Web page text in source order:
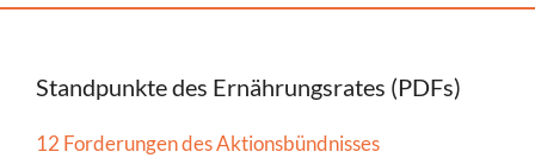
Standpunkte des Ernährungsrates (PDFs)
12 Forderungen des Aktionsbündnisses